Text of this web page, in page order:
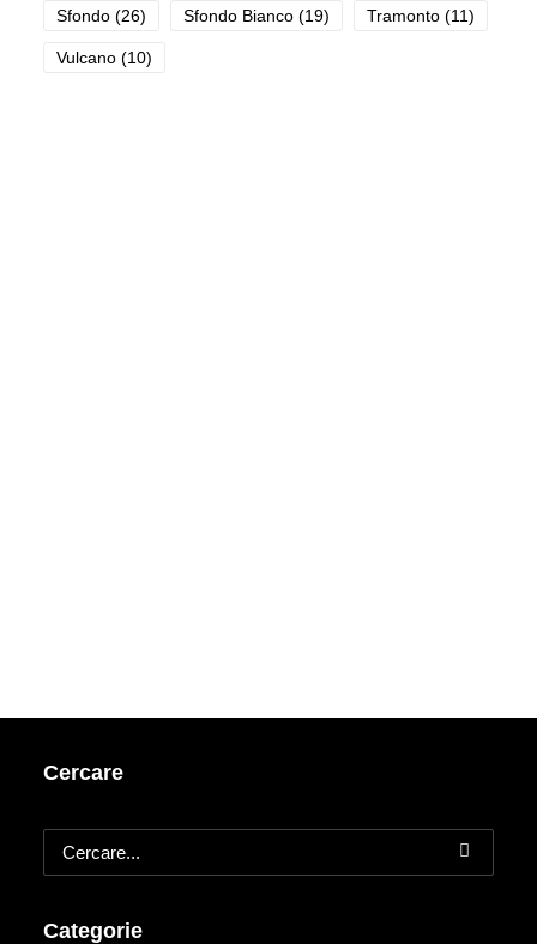
Sfondo (26) Sfondo Bianco (19) Tramonto (11)
Vulcano (10)
Cercare
Categorie